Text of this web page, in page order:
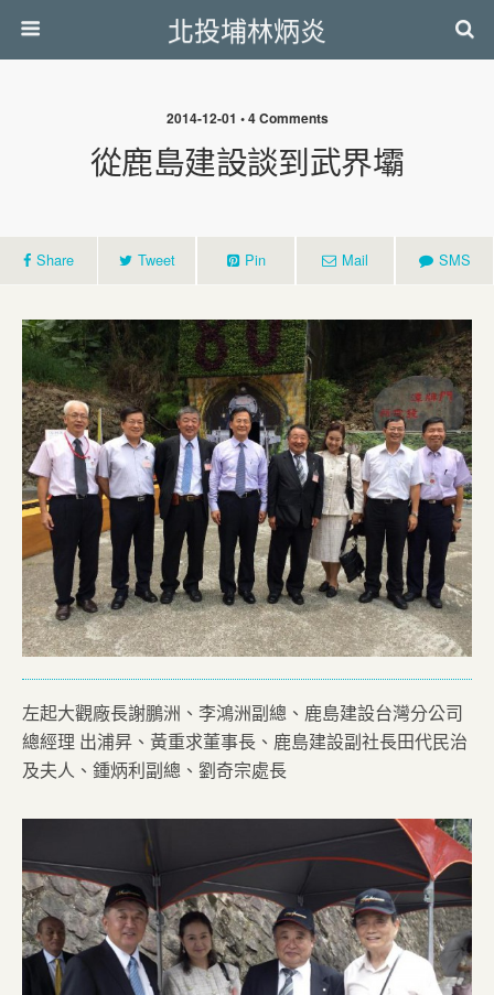
北投埔林炳炎
2014-12-01 • 4 Comments
從鹿島建設談到武界壩
Share Tweet Pin Mail SMS
左起大觀廠長謝鵬洲、李鴻洲副總、鹿島建設台灣分公司
總經理 出浦昇、黃重求董事長、鹿島建設副社長田代民治
及夫人、鍾炳利副總、劉奇宗處長